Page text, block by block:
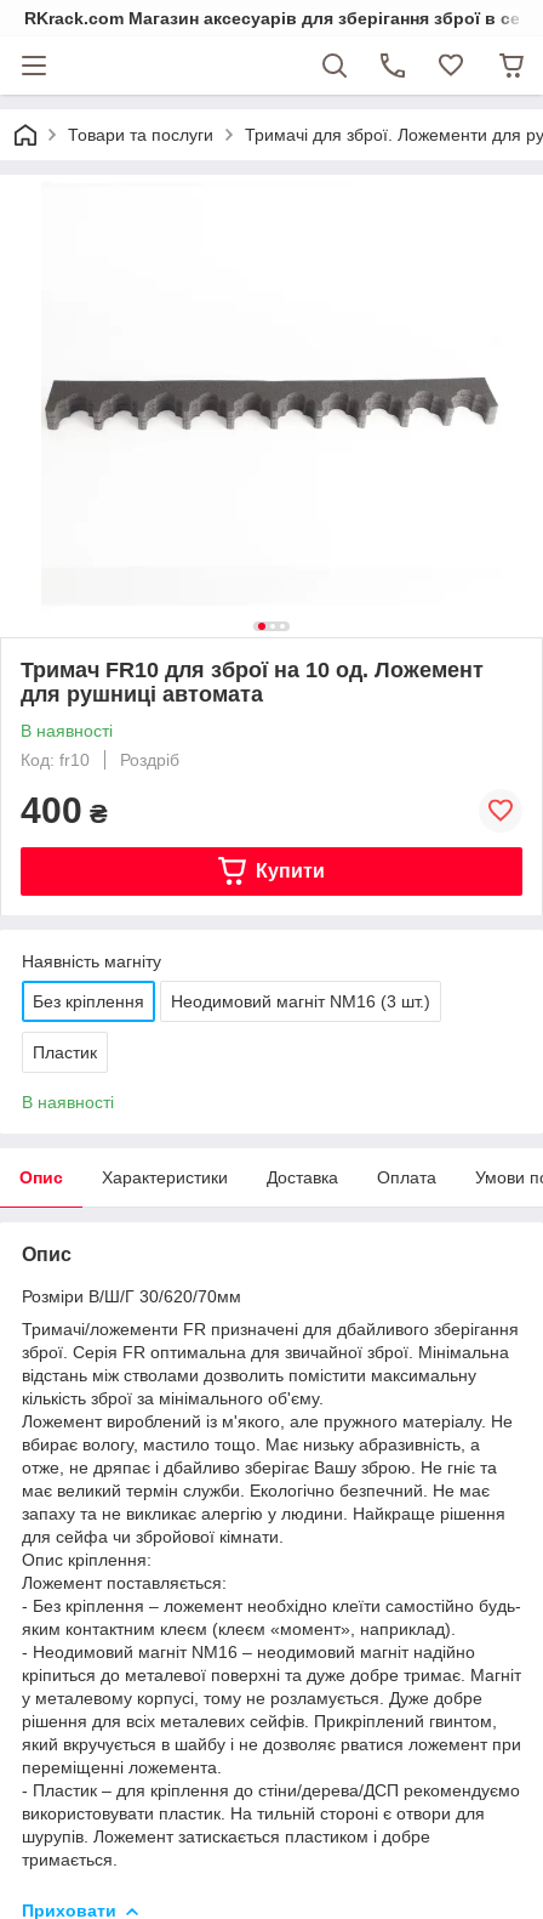
RKrack.com Магазин аксесуарів для зберігання зброї в
Товари та послуги Тримачі для зброї. Ложементи для
Тримач FR10 для зброї на 10 од. Ложемент
для рушниці автомата
В наявності
Код: fr10
Роздріб
400 ₴
Купити
Наявність магніту
Без кріплення Неодимовий магніт NM16 (3 шт.)
Пластик
В наявності
Опис Характеристики Доставка Оплата Умови
Опис
Розміри В/Ш/Г 30/620/70мм
Тримачі/ложементи FR призначені для дбайливого зберігання
зброї. Серія FR оптимальна для звичайної зброї. Мінімальна
відстань між стволами дозволить помістити максимальну
кількість зброї за мінімального об'єму.
Ложемент вироблений із м'якого, але пружного матеріалу. Не
вбирає вологу, мастило тощо. Має низьку абразивність, а
отже, не дряпає і дбайливо зберігає Вашу зброю. Не гніє та
має великий термін служби. Екологічно безпечний. Не має
запаху та не викликає алергію у людини. Найкраще рішення
для сейфа чи збройової кімнати.
Опис кріплення:
Ложемент поставляється:
- Без кріплення – ложемент необхідно клеїти самостійно будь-
яким контактним клеєм (клеєм «момент», наприклад).
- Неодимовий магніт NM16 – неодимовий магніт надійно
кріпиться до металевої поверхні та дуже добре тримає. Магніт
у металевому корпусі, тому не розламується. Дуже добре
рішення для всіх металевих сейфів. Прикріплений гвинтом,
який вкручується в шайбу і не дозволяє рватися ложемент при
переміщенні ложемента.
- Пластик – для кріплення до стіни/дерева/ДСП рекомендуємо
використовувати пластик. На тильній стороні є отвори для
шурупів. Ложемент затискається пластиком і добре
тримається.
Приховати